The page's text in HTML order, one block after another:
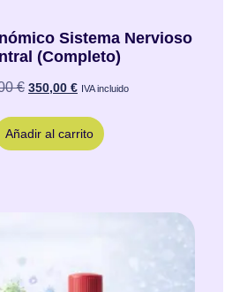
Sistema Nervioso
(Completo)
€ 350,00 € IVA incluido
Añadir al carrito